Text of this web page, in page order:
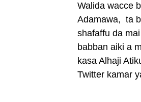
Walida wacce
Adamawa, ta
shafaffu da
babban aiki a
kasa Alhaji
Twitter kamar